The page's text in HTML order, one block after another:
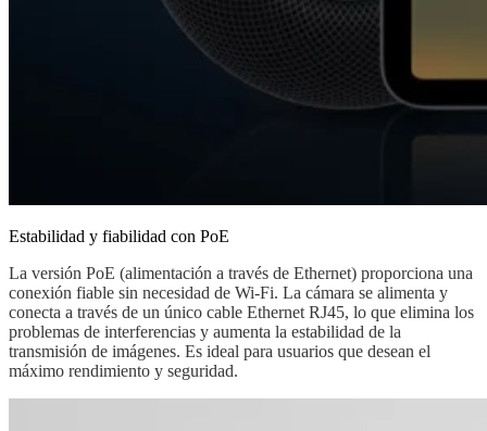
Estabilidad y fiabilidad con PoE
La versión PoE (alimentación a través de Ethernet) proporciona una
conexión fiable sin necesidad de Wi-Fi. La cámara se alimenta y
conecta a través de un único cable Ethernet RJ45, lo que elimina los
problemas de interferencias y aumenta la estabilidad de la
transmisión de imágenes. Es ideal para usuarios que desean el
máximo rendimiento y seguridad.